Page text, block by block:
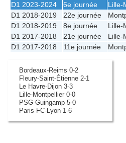
D1 2023-2024
6e journée Lille-
D1 2018-2019
22e journée
D1 2018-2019
8e journée Lille-
D1 2017-2018
21e journée Lille-
D1 2017-2018
11e journée
Bordeaux-Reims 0-2
Fleury-Saint-Étienne 2-1
Le Havre-Dijon 3-3
Lille-Montpellier 0-0
PSG-Guingamp 5-0
Paris FC-Lyon 1-6